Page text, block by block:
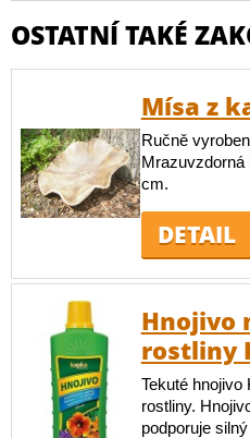
OSTATNÍ TAKÉ
Mísa z
Ručně
Mrazuvzdorná
cm.
DETAIL
Hnojivo
rostliny
Tekuté
rostliny.
podporuje